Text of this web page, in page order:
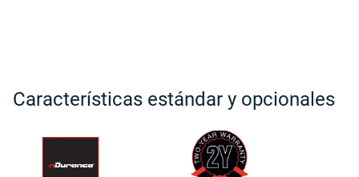
Características estándar y opcionales